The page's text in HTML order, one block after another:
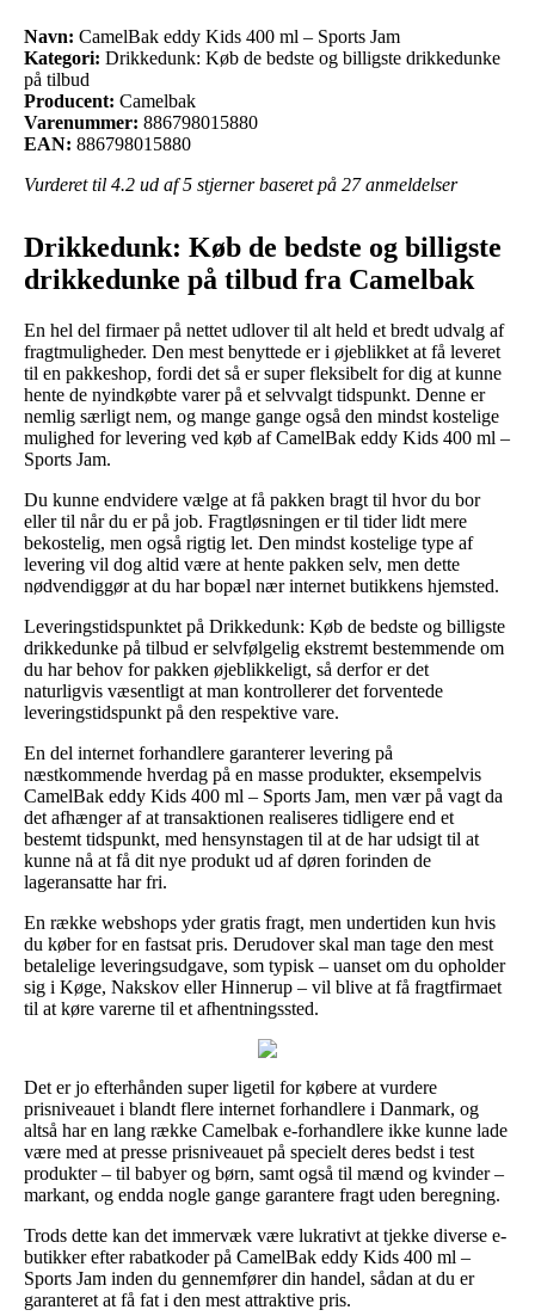
Navn: CamelBak eddy Kids 400 ml – Sports Jam
Kategori: Drikkedunk: Køb de bedste og billigste drikkedunke
på tilbud
Producent: Camelbak
Varenummer: 886798015880
EAN: 886798015880
Vurderet til 4.2 ud af 5 stjerner baseret på 27anmeldelser
Drikkedunk: Køb de bedste og billigste
drikkedunke på tilbud fra Camelbak
En hel del firmaer på nettet udlover til alt held et bredt udvalg af
fragtmuligheder. Den mest benyttede er i øjeblikket at få leveret
til en pakkeshop, fordi det så er super fleksibelt for dig at kunne
hente de nyindkøbte varer på et selvvalgt tidspunkt. Denne er
nemlig særligt nem, og mange gange også den mindst kostelige
mulighed for levering ved køb af CamelBak eddy Kids 400 ml –
Sports Jam.
Du kunne endvidere vælge at få pakken bragt til hvor du bor
eller til når du er på job. Fragtløsningen er til tider lidt mere
bekostelig, men også rigtig let. Den mindst kostelige type af
levering vil dog altid være at hente pakken selv, men dette
nødvendiggør at du har bopæl nær internet butikkens hjemsted.
Leveringstidspunktet på Drikkedunk: Køb de bedste og billigste
drikkedunke på tilbud er selvfølgelig ekstremt bestemmende om
du har behov for pakken øjeblikkeligt, så derfor er det
naturligvis væsentligt at man kontrollerer det forventede
leveringstidspunkt på den respektive vare.
En del internet forhandlere garanterer levering på
næstkommende hverdag på en masse produkter, eksempelvis
CamelBak eddy Kids 400 ml – Sports Jam, men vær på vagt da
det afhænger af at transaktionen realiseres tidligere end et
bestemt tidspunkt, med hensynstagen til at de har udsigt til at
kunne nå at få dit nye produkt ud af døren forinden de
lageransatte har fri.
En række webshops yder gratis fragt, men undertiden kun hvis
du køber for en fastsat pris. Derudover skal man tage den mest
betalelige leveringsudgave, som typisk – uanset om du opholder
sig i Køge, Nakskov eller Hinnerup – vil blive at få fragtfirmaet
til at køre varerne til et afhentningssted.
Det er jo efterhånden super ligetil for købere at vurdere
prisniveauet i blandt flere internet forhandlere i Danmark, og
altså har en lang række Camelbak e-forhandlere ikke kunne lade
være med at presse prisniveauet på specielt deres bedst i test
produkter – til babyer og børn, samt også til mænd og kvinder –
markant, og endda nogle gange garantere fragt uden beregning.
Trods dette kan det immervæk være lukrativt at tjekke diverse e-
butikker efter rabatkoder på CamelBak eddy Kids 400 ml –
Sports Jam inden du gennemfører din handel, sådan at du er
garanteret at få fat i den mest attraktive pris.